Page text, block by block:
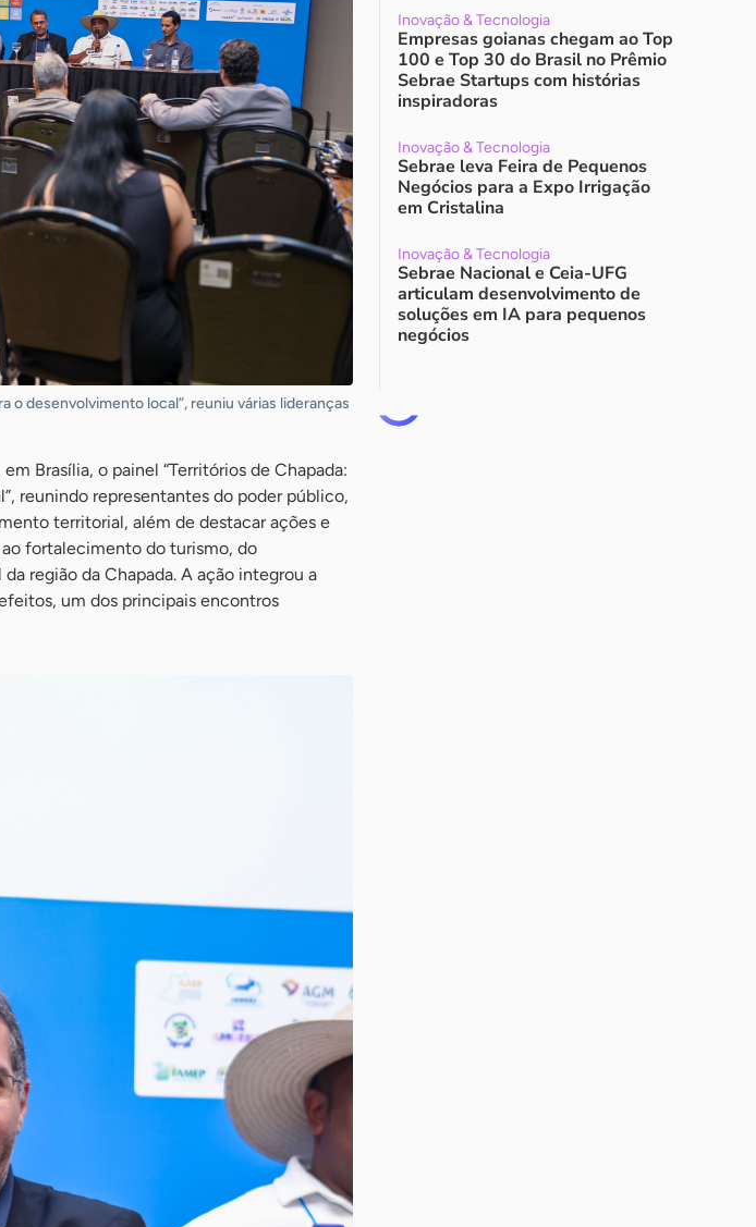
o desenvolvimento local”, reuniu várias lideranças
Brasília, o painel “Territórios de Chapada:
reunindo representantes do poder público,
territorial, além de destacar ações e
fortalecimento do turismo, do
região da Chapada. A ação integrou a
um dos principais encontros
Inovação & Tecnologia
Empresas goianas chegam ao Top
100 e Top 30 do Brasil no Prêmio
Sebrae Startups com histórias
inspiradoras
Inovação & Tecnologia
Sebrae leva Feira de Pequenos
Negócios para a Expo Irrigação
em Cristalina
Inovação & Tecnologia
Sebrae Nacional e Ceia-UFG
articulam desenvolvimento de
soluções em IA para pequenos
negócios